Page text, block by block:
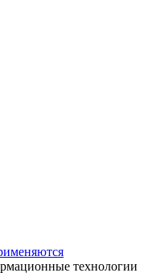
технологии